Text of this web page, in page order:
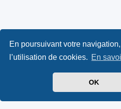
En poursuivant votre
l’utilisation de cookies. En
OK